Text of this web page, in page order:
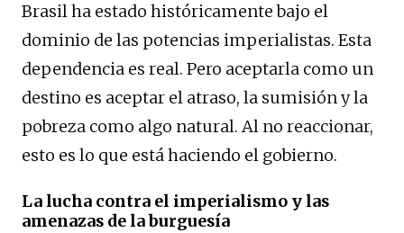
Brasil ha estado históricamente bajo el
dominio de las potencias imperialistas. Esta
dependencia es real. Pero aceptarla como un
destino es aceptar el atraso, la sumisión y la
pobreza como algo natural. Al no reaccionar,
esto es lo que está haciendo el gobierno.
La lucha contra el imperialismo y las
amenazas de la burguesía